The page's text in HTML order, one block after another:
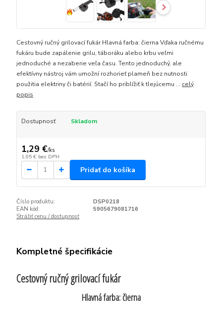
Cestovný ručný grilovací fukár Hlavná farba: čierna Vďaka ručnému
fukáru bude zapálenie grilu, táboráku alebo krbu veľmi
jednoduché a nezaberie veľa času. Tento jednoduchý, ale
efektívny nástroj vám umožní rozhorieť plameň bez nutnosti
použitia elektriny či batérií. Stačí ho priblížiť k tlejúcemu ... celý
popis
Dostupnosť Skladom
1,29 €/ks
1,05 € bez DPH
Pridať do košíka
Číslo produktu:
DSP0218
EAN kód:
5905679081716
Strážiť cenu / dostupnosť
Kompletné špecifikácie
Cestovný ručný grilovací fukár
Hlavná farba: čierna